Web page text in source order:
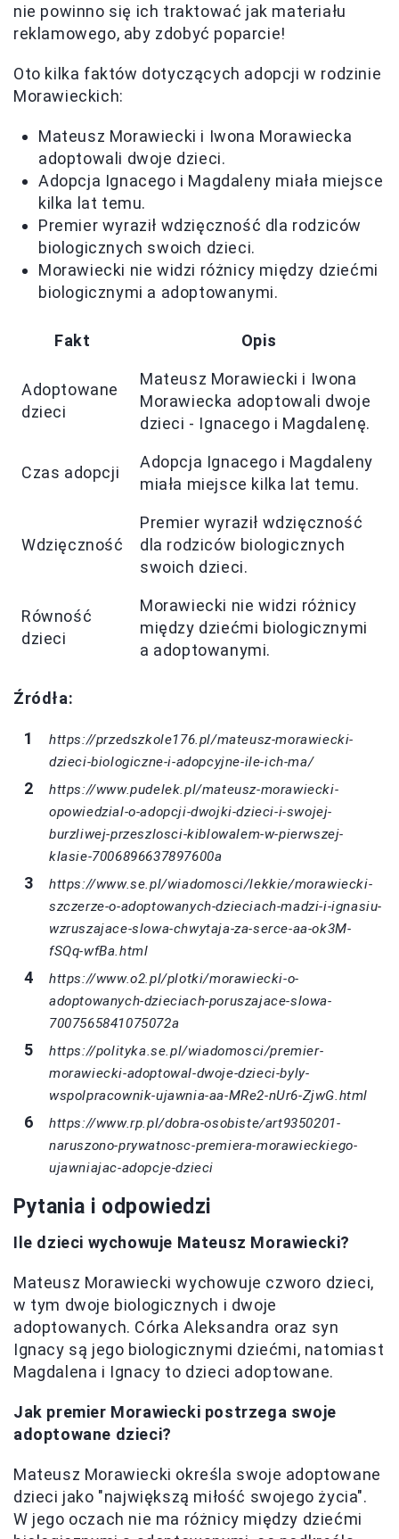
nie powinno się ich traktować jak materiału
reklamowego, aby zdobyć poparcie!
Oto kilka faktów dotyczących adopcji w rodzinie
Morawieckich:
Mateusz Morawiecki i Iwona Morawiecka
adoptowali dwoje dzieci.
Adopcja Ignacego i Magdaleny miała miejsce
kilka lat temu.
Premier wyraził wdzięczność dla rodziców
biologicznych swoich dzieci.
Morawiecki nie widzi różnicy między dziećmi
biologicznymi a adoptowanymi.
Fakt Opis
Adoptowane
dzieci
Mateusz Morawiecki i Iwona
Morawiecka adoptowali dwoje
dzieci - Ignacego i Magdalenę.
Czas adopcji
Adopcja Ignacego i Magdaleny
miała miejsce kilka lat temu.
Wdzięczność
Premier wyraził wdzięczność
dla rodziców biologicznych
swoich dzieci.
Równość
dzieci
Morawiecki nie widzi różnicy
między dziećmi biologicznymi
a adoptowanymi.
Źródła:
https://przedszkole176.pl/mateusz-morawiecki-
dzieci-biologiczne-i-adopcyjne-ile-ich-ma/
https://www.pudelek.pl/mateusz-morawiecki-
opowiedzial-o-adopcji-dwojki-dzieci-i-swojej-
burzliwej-przeszlosci-kiblowalem-w-pierwszej-
klasie-7006896637897600a
https://www.se.pl/wiadomosci/lekkie/morawiecki-
szczerze-o-adoptowanych-dzieciach-madzi-i-ignasiu-
wzruszajace-slowa-chwytaja-za-serce-aa-ok3M-
fSQq-wfBa.html
https://www.o2.pl/plotki/morawiecki-o-
adoptowanych-dzieciach-poruszajace-slowa-
7007565841075072a
https://polityka.se.pl/wiadomosci/premier-
morawiecki-adoptowal-dwoje-dzieci-byly-
wspolpracownik-ujawnia-aa-MRe2-nUr6-ZjwG.html
https://www.rp.pl/dobra-osobiste/art9350201-
naruszono-prywatnosc-premiera-morawieckiego-
ujawniajac-adopcje-dzieci
Pytania i odpowiedzi
Ile dzieci wychowuje Mateusz Morawiecki?
Mateusz Morawiecki wychowuje czworo dzieci,
w tym dwoje biologicznych i dwoje
adoptowanych. Córka Aleksandra oraz syn
Ignacy są jego biologicznymi dziećmi, natomiast
Magdalena i Ignacy to dzieci adoptowane.
Jak premier Morawiecki postrzega swoje
adoptowane dzieci?
Mateusz Morawiecki określa swoje adoptowane
dzieci jako "największą miłość swojego życia".
W jego oczach nie ma różnicy między dziećmi